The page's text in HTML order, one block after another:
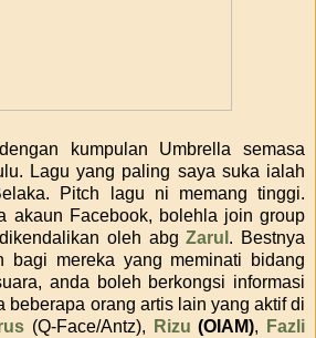
kumpulan Umbrella semasa
Lagu yang paling saya suka ialah
Pitch lagu ni memang tinggi.
akaun Facebook, bolehla join group
oleh abgZarul . Bestnya
bagi mereka yang meminati bidang
anda boleh berkongsi informasi
beberapa orang artis lain yang aktif di
(Q-Face/Antz), Rizu (OIAM),
Fazli